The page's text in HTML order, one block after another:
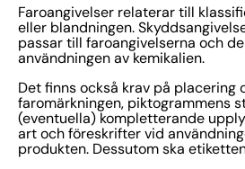
Faroangivelser relaterar till
eller blandningen.
passar till faroangivelserna och
användningen av kemikalien.
Det finns också krav på placering
faromärkningen, piktogrammens
(eventuella) kompletterande
art och föreskrifter vid
produkten. Dessutom ska